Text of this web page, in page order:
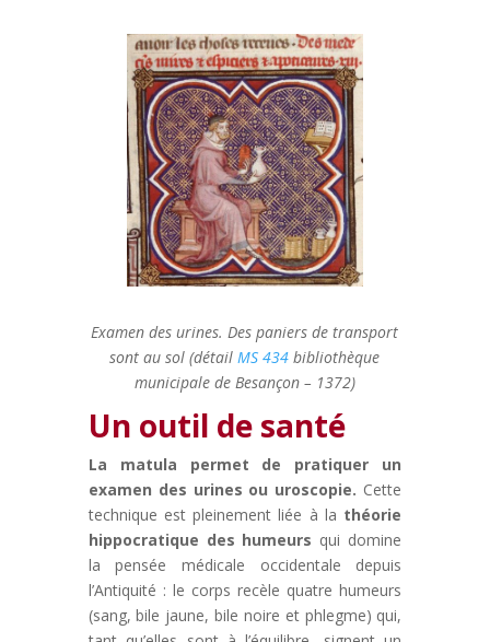
Examen des urines. Des paniers de transport
sont au sol (détailMS 434 bibliothèque
municipale de Besançon – 1372)
Un outil de santé
La matula permet de pratiquer un
examen des urines ou uroscopie. Cette
technique est pleinement liée à la théorie
hippocratique des humeurs qui domine
la pensée médicale occidentale depuis
l’Antiquité : le corps recèle quatre humeurs
(sang, bile jaune, bile noire et phlegme) qui,